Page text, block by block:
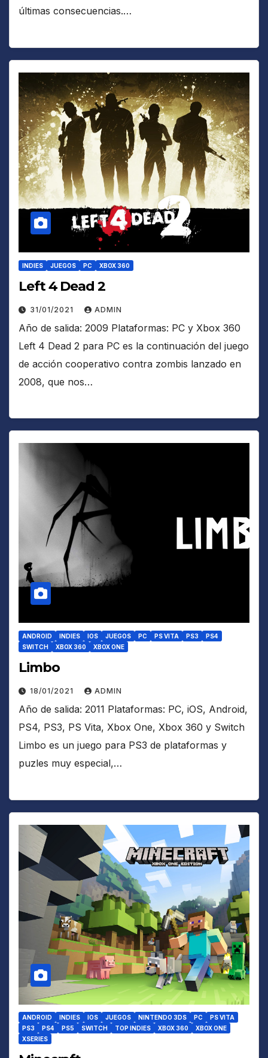
últimas consecuencias.…
INDIES JUEGOS PC XBOX 360
Left 4 Dead 2
31/01/2021 ADMIN
Año de salida: 2009 Plataformas: PC y Xbox 360
Left 4 Dead 2 para PC es la continuación del juego
de acción cooperativo contra zombis lanzado en
2008, que nos…
ANDROID INDIES IOS JUEGOS PC PS VITA PS3
PS4
SWITCH
XBOX 360 XBOX ONE
Limbo
18/01/2021 ADMIN
Año de salida: 2011 Plataformas: PC, iOS, Android,
PS4, PS3, PS Vita, Xbox One, Xbox 360 y Switch
Limbo es un juego para PS3 de plataformas y
puzles muy especial,…
ANDROID INDIES IOS JUEGOS NINTENDO 3DS PC
PS VITA
PS3
PS4 PS5 SWITCH TOP INDIES XBOX 360
XBOX ONE
XSERIES